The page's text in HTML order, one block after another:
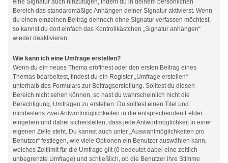
eine Signatur auch hinzufügen, indem du in deinem persönlichen
Bereich das standardmäßige Anhängen deiner Signatur aktivierst. Wenn
du einen einzelnen Beitrag dennoch ohne Signatur verfassen möchtest,
so kannst du dort einfach das Kontrollkästchen „Signatur anhängen“
wieder deaktivieren.
Wie kann ich eine Umfrage erstellen?
Wenn du ein neues Thema eröffnest oder den ersten Beitrag eines
Themas bearbeitest, findest du ein Register „Umfrage erstellen“
unterhalb des Formulars zur Beitragserstellung. Solltest du diesen
Bereich nicht sehen können, so hast du wahrscheinlich nicht die
Berechtigung, Umfragen zu erstellen. Du solltest einen Titel und
mindestens zwei Antwortmöglichkeiten in die entsprechenden Felder
eingeben und dabei sicherstellen, dass jede Antwortmöglichkeit in einer
eigenen Zeile steht. Du kannst auch unter „Auswahlmöglichkeiten pro
Benutzer“ festlegen, wie viele Optionen ein Benutzer auswählen kann,
welches Zeitlimit für die Umfrage gilt (0 bedeutet dabei eine zeitlich
unbegrenzte Umfrage) und schließlich, ob die Benutzer ihre Stimme